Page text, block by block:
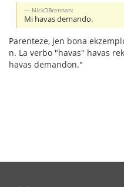
NickDBrennan:
Mi havas demando.
Parenteze, jen bona
n. La verbo "havas" havas
havas demandon."